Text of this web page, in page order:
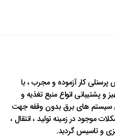
کار آزموده و مجرب ، با
و پشتیبانی انواع منبع تغذیه و
های برق بدون وقفه جهت
موجود در زمینه تولید ، انتقال ،
و تاسیس گردید.